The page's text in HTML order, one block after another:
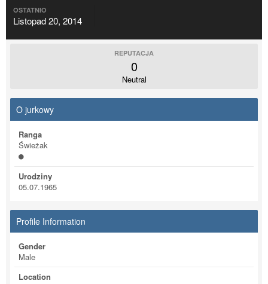
OSTATNIO
Listopad 20, 2014
REPUTACJA
0
Neutral
O jurkowy
Ranga
Świeżak
Urodziny
05.07.1965
Profile Information
Gender
Male
Location